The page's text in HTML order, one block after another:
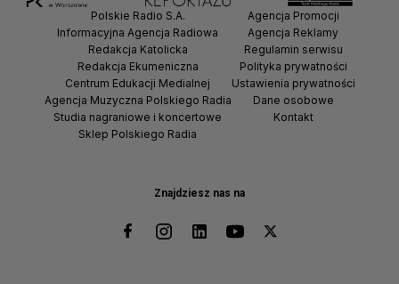
Znajdziesz nas na
Polskie Radio S.A.
Informacyjna Agencja Radiowa
Redakcja Katolicka
Redakcja Ekumeniczna
Centrum Edukacji Medialnej
Agencja Muzyczna Polskiego Radia
Studia nagraniowe i koncertowe
Sklep Polskiego Radia
Agencja Promocji
Agencja Reklamy
Regulamin serwisu
Polityka prywatności
Ustawienia prywatności
Dane osobowe
Kontakt